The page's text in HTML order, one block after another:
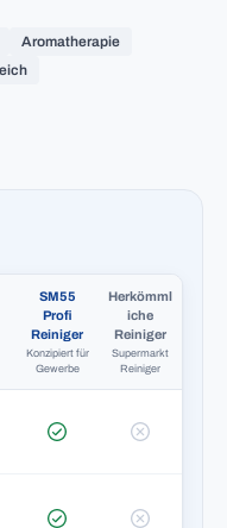
Aromatherapie
SM55
Profi
Reiniger
Konzipiert für
Gewerbe
Herkömml
iche
Reiniger
Supermarkt
Reiniger